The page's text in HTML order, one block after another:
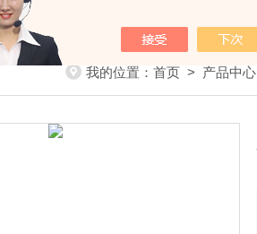
我的位置： 首页 > 产品中心